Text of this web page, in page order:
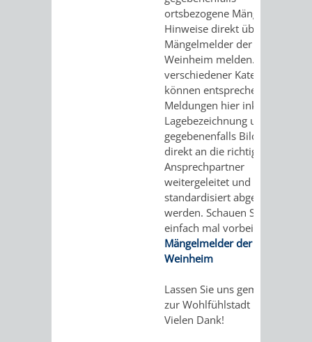
ortsbezogene Mängel bzw.
Hinweise direkt über den
Mängelmelder der Stadt
Weinheim melden. Dank
verschiedener Kategorien
können entsprechende
Meldungen hier inklusive
Lagebezeichnung und
gegebenenfalls Bildmaterial
direkt an die richtigen
Ansprechpartner
weitergeleitet und
standardisiert abgearbeitet
werden. Schauen Sie doch
einfach mal vorbei…
Mängelmelder der Stadt
Weinheim
Lassen Sie uns gemeinsam
zur Wohlfühlstadt beitragen!
Vielen Dank!